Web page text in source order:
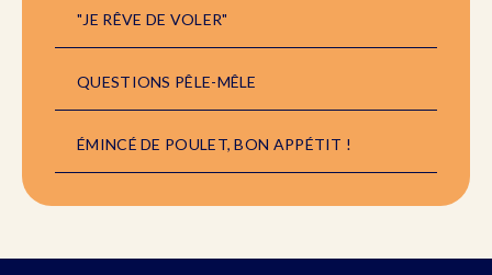
"JE RÊVE DE VOLER"
QUESTIONS PÊLE-MÊLE
ÉMINCÉ DE POULET, BON APPÉTIT !